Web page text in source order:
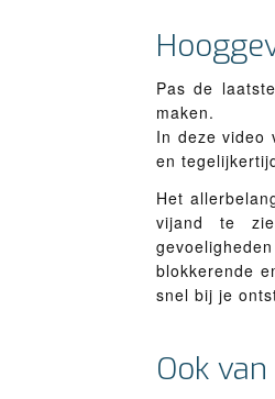
Pas de
maken.
In deze video
en
Het
vijand te
blokkerende
snel bij je
Ook